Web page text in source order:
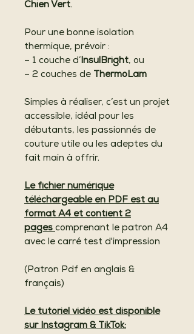
Chien Vert.
Pour une bonne isolation
thermique, prévoir :
– 1 couche d’InsulBright, ou
– 2 couches de ThermoLam
Simples à réaliser, c’est un projet
accessible, idéal pour les
débutants, les passionnés de
couture utile ou les adeptes du
fait main à offrir.
Le fichier numérique
téléchargeable en PDF est au
format A4 et contient 2
pages comprenant le patron A4
avec le carré test d'impression
(Patron Pdf en anglais &
français)
Le tutoriel vidéo est disponible
sur Instagram & TikTok: